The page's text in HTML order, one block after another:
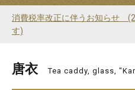
消費税率改正に伴うお知らせ
す)
唐衣 Tea caddy, glass,